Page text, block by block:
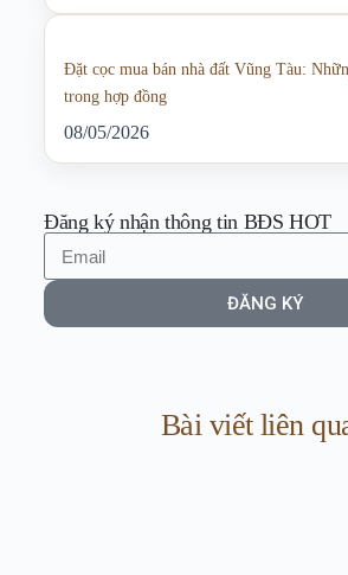
Đặt cọc mua bán nhà đất Vũng Tàu:
trong hợp đồng
08/05/2026
Đăng ký nhận thông tin BĐS HOT
ĐĂNG KÝ
Bài viết liên